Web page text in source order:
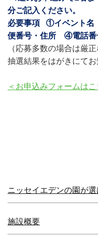
分ご記入ください。
必要事項 ①イベント
便番号・住所 ④電話番
（応募多数の場合は厳
抽選結果をはがきにてお
＜お申込みフォームはこ
ニッセイエデンの園が
施設概要